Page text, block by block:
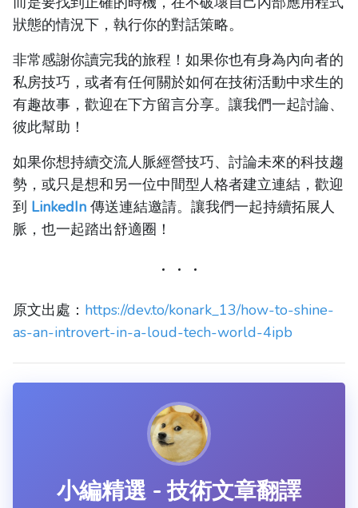
狀態的情況下，執行你的對話策略。
非常感謝你讀完我的旅程！如果你也有身為內向者的
私房技巧，或者有任何關於如何在技術活動中求生的
有趣故事，歡迎在下方留言分享。讓我們一起討論、
彼此幫助！
如果你想持續交流人脈經營技巧、討論未來的科技趨
勢，或只是想和另一位中間型人格者建立連結，歡迎
到 LinkedIn 傳送連結邀請。讓我們一起持續拓展人
脈，也一起踏出舒適圈！
原文出處： https://dev.to/konark_13/how-to-shine-
as-an-introvert-in-a-loud-tech-world-4ipb
小編精選 - 技術文章翻譯